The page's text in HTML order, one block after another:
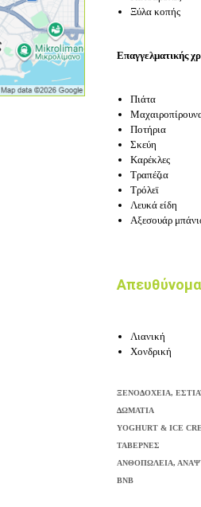
Ξύλα κοπής
Επαγγελματικής
Πιάτα
Ποτήρια
Σκεύη
Καρέκλες
Τραπέζια
Τρόλεϊ
Λευκά είδη
Αξεσουάρ
Λιανική
Χονδρική
ΞΕΝΟΔΟΧΕΙΑ,
ΔΩΜΑΤΙΑ
YOGHURT & ICE
ΤΑΒΕΡΝΕΣ
ΑΝΘΟΠΩΛΕΙΑ,
BNB